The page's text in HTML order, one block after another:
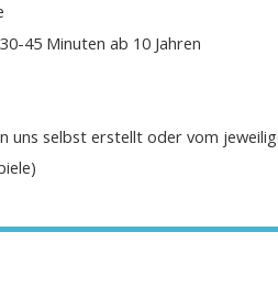
45 Minuten ab 10 Jahren
uns selbst erstellt oder vom